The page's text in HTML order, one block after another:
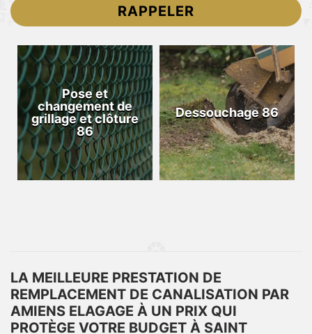
Pose et
changement de
grillage et clôture
86
Dessouchage 86
LA MEILLEURE PRESTATION DE
REMPLACEMENT DE CANALISATION PAR
AMIENS ELAGAGE À UN PRIX QUI
PROTÈGE VOTRE BUDGET À SAINT